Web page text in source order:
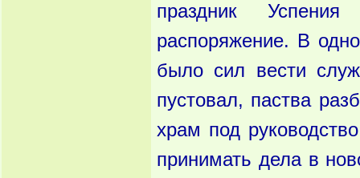
праздник
распоряжение. В
было сил вести
пустовал, паства
храм под
принимать дела в